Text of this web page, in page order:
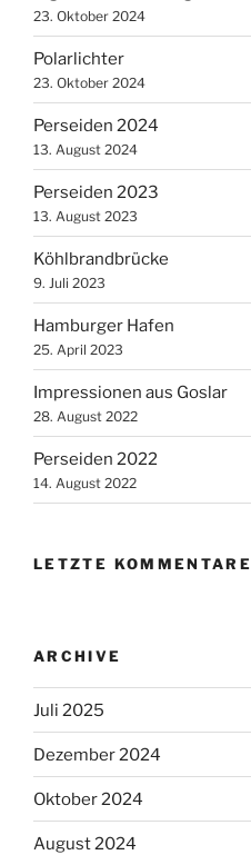
23. Oktober 2024
Polarlichter
23. Oktober 2024
Perseiden 2024
13. August 2024
Perseiden 2023
13. August 2023
Köhlbrandbrücke
9. Juli 2023
Hamburger Hafen
25. April 2023
Impressionen aus Goslar
28. August 2022
Perseiden 2022
14. August 2022
LETZTE KOMMENTARE
ARCHIVE
Juli 2025
Dezember 2024
Oktober 2024
August 2024